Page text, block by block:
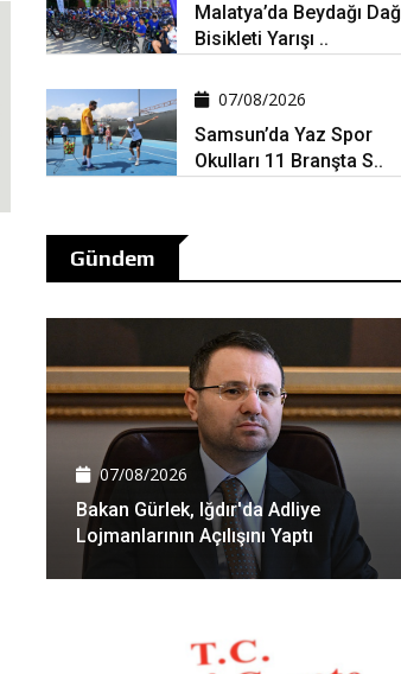
Malatya’da Beydağı Dağ
Bisikleti Yarışı ..
07/08/2026
Samsun’da Yaz Spor
Okulları 11 Branşta S..
Gündem
07/08/2026
Bakan Gürlek, Iğdır'da Adliye
Lojmanlarının Açılışını Yaptı